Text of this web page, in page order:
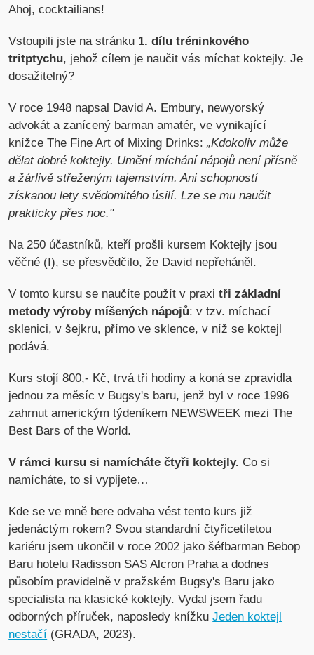
Ahoj, cocktailians!
Vstoupili jste na stránku 1. dílu tréninkového
tritptychu, jehož cílem je naučit vás míchat koktejly. Je
dosažitelný?
V roce 1948 napsal David A. Embury, newyorský
advokát a zanícený barman amatér, ve vynikající
knížce The Fine Art of Mixing Drinks:„Kdokoliv může
dělat dobré koktejly. Umění míchání nápojů není přísně
a žárlivě střeženým tajemstvím. Ani schopností
získanou lety svědomitého úsilí. Lze se mu naučit
prakticky přes noc."
Na 250 účastníků, kteří prošli kursem Koktejly jsou
věčné (I), se přesvědčilo, že David nepřeháněl.
V tomto kursu se naučíte použít v praxitři základní
metody výroby míšených nápojů: v tzv. míchací
sklenici, v šejkru, přímo ve sklence, v níž se koktejl
podává.
Kurs stojí 800,- Kč, trvá tři hodiny a koná se zpravidla
jednou za měsíc v Bugsy's baru, jenž byl v roce 1996
zahrnut americkým týdeníkem NEWSWEEK mezi The
Best Bars of the World.
V rámci kursu si namícháte čtyři koktejly. Co si
namícháte, to si vypijete…
Kde se ve mně bere odvaha vést tento kurs již
jedenáctým rokem? Svou standardní čtyřicetiletou
kariéru jsem ukončil v roce 2002 jako šéfbarman Bebop
Baru hotelu Radisson SAS Alcron Praha a dodnes
působím pravidelně v pražském Bugsy's Baru jako
specialista na klasické koktejly. Vydal jsem řadu
odborných příruček, naposledy knížkuJeden koktejl
nestačí (GRADA, 2023).